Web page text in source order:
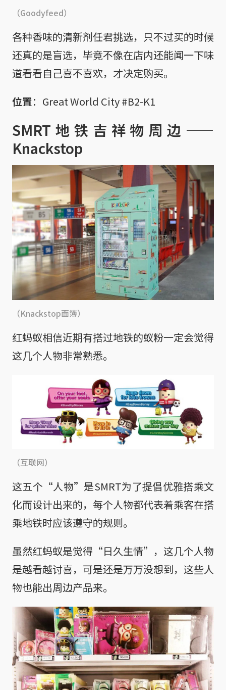
（Goodyfeed）
各种香味的清新剂任君挑选，只不过买的时候
还真的是盲选，毕竟不像在店内还能闻一下味
道看看自己喜不喜欢，才决定购买。
位置：Great World City #B2-K1
SMRT地铁吉祥物周边——
Knackstop
（Knackstop面簿）
红蚂蚁相信近期有搭过地铁的蚁粉一定会觉得
这几个人物非常熟悉。
（互联网）
这五个“人物”是SMRT为了提倡优雅搭乘文
化而设计出来的，每个人物都代表着乘客在搭
乘地铁时应该遵守的规则。
虽然红蚂蚁是觉得“日久生情”，这几个人物
是越看越讨喜，可是还是万万没想到，这些人
物也能出周边产品来。